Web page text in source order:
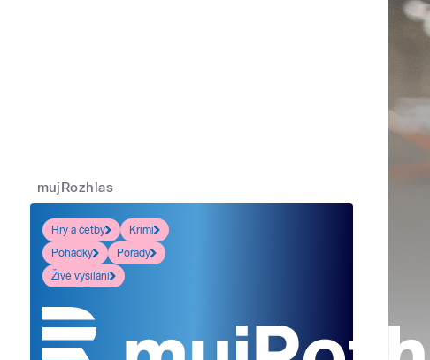
mujRozhlas
Hry a četby
Krimi
Pohádky
Pořady
Živé vysílání